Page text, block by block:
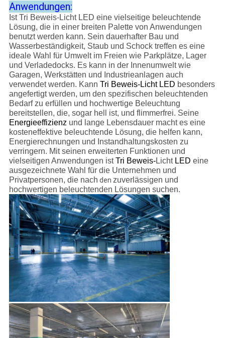
Anwendungen:
Ist Tri Beweis-Licht LED eine vielseitige beleuchtende
Lösung, die in einer breiten Palette von Anwendungen
benutzt werden kann. Sein dauerhafter Bau und
Wasserbeständigkeit, Staub und Schock treffen es eine
ideale Wahl für Umwelt im Freien wie Parkplätze, Lager
und Verladedocks. Es kann in der Innenumwelt wie
Garagen, Werkstätten und Industrieanlagen auch
verwendet werden. Kann Tri Beweis-Licht LED besonders
angefertigt werden, um den spezifischen beleuchtenden
Bedarf zu erfüllen und hochwertige Beleuchtung
bereitstellen, die, sogar hell ist, und flimmerfrei. Seine
Energieeffizienzund lange Lebensdauer macht es eine
kosteneffektive beleuchtende Lösung, die helfen kann,
Energierechnungen und Instandhaltungskosten zu
verringern. Mit seinen erweiterten Funktionen und
vielseitigen Anwendungen istTri Beweis-Licht LED eine
ausgezeichnete Wahl für die Unternehmen und
Privatpersonen, die nach den zuverlässigen und
hochwertigen beleuchtenden Lösungen suchen.